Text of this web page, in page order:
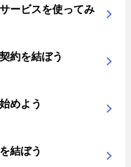
ービスを使ってみ
約を結ぼう
めよう
結ぼう